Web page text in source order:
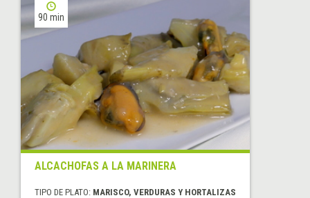
90 min
ALCACHOFAS A LA MARINERA
TIPO DE PLATO: MARISCO, VERDURAS Y HORTALIZAS